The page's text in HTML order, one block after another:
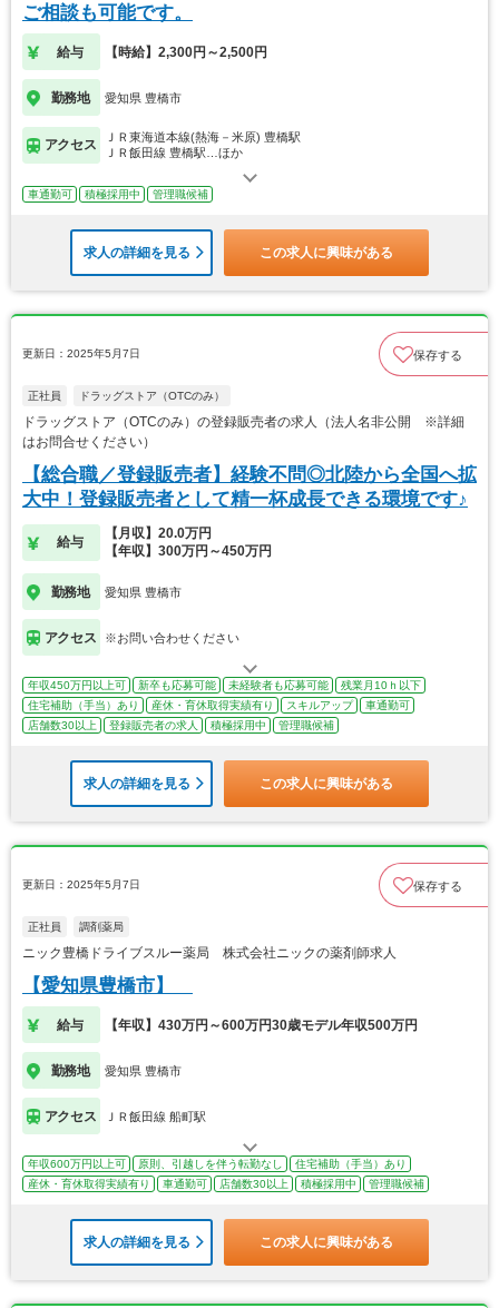
ご相談も可能です。
給与 【時給】2,300円～2,500円
勤務地 愛知県 豊橋市
アクセス
ＪＲ東海道本線(熱海－米原) 豊橋駅
ＪＲ飯田線 豊橋駅…ほか
車通勤可 積極採用中 管理職候補
求人の詳細を見る この求人に興味がある
更新日：2025年5月7日 保存する
正社員 ドラッグストア（OTCのみ）
ドラッグストア（OTCのみ）の登録販売者の求人（法人名非公開 ※詳細
はお問合せください）
【総合職／登録販売者】経験不問◎北陸から全国へ拡
大中！登録販売者として精一杯成長できる環境です♪
給与
【月収】20.0万円
【年収】300万円～450万円
勤務地 愛知県 豊橋市
アクセス ※お問い合わせください
年収450万円以上可 新卒も応募可能 未経験者も応募可能
残業月10ｈ以下
住宅補助（手当）あり
産休・育休取得実績有り スキルアップ
車通勤可
店舗数30以上
登録販売者の求人 積極採用中 管理職候補
求人の詳細を見る この求人に興味がある
更新日：2025年5月7日 保存する
正社員 調剤薬局
ニック豊橋ドライブスルー薬局 株式会社ニックの薬剤師求人
【愛知県豊橋市】
給与 【年収】430万円～600万円30歳モデル年収500万円
勤務地 愛知県 豊橋市
アクセス ＪＲ飯田線 船町駅
年収600万円以上可 原則、引越しを伴う転勤なし
住宅補助（手当）あり
産休・育休取得実績有り
車通勤可 店舗数30以上 積極採用中 管理職候補
求人の詳細を見る この求人に興味がある